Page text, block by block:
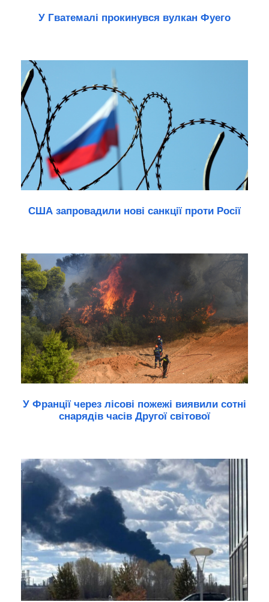
У Гватемалі прокинувся вулкан Фуего
США запровадили нові санкції проти Росії
У Франції через лісові пожежі виявили сотні
снарядів часів Другої світової